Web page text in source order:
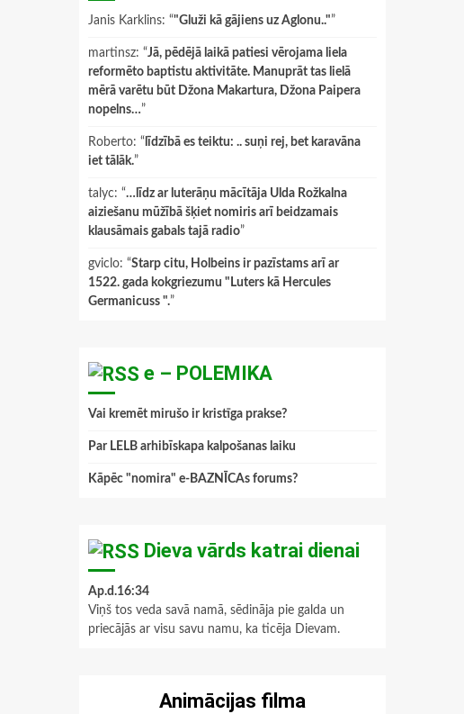
Janis Karklins: “"Gluži kā gājiens uz Aglonu.."”
martinsz: “Jā, pēdējā laikā patiesi vērojama liela
reformēto baptistu aktivitāte. Manuprāt tas lielā
mērā varētu būt Džona Makartura, Džona Paipera
nopelns…”
Roberto: “ līdzībā es teiktu: .. suņi rej, bet karavāna
iet tālāk.”
talyc: “…līdz ar luterāņu mācītāja Ulda Rožkalna
aiziešanu mūžībā šķiet nomiris arī beidzamais
klausāmais gabals tajā radio”
gviclo: “Starp citu, Holbeins ir pazīstams arī ar
1522. gada kokgriezumu "Luters kā Hercules
Germanicuss ".”
e – POLEMIKA
Vai kremēt mirušo ir kristīga prakse?
Par LELB arhibīskapa kalpošanas laiku
Kāpēc "nomira" e-BAZNĪCAs forums?
Dieva vārds katrai dienai
Ap.d.16:34
Viņš tos veda savā namā, sēdināja pie galda un
priecājās ar visu savu namu, ka ticēja Dievam.
Animācijas filma